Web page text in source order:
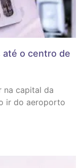
até o centro de
na capital da
ir do aeroporto